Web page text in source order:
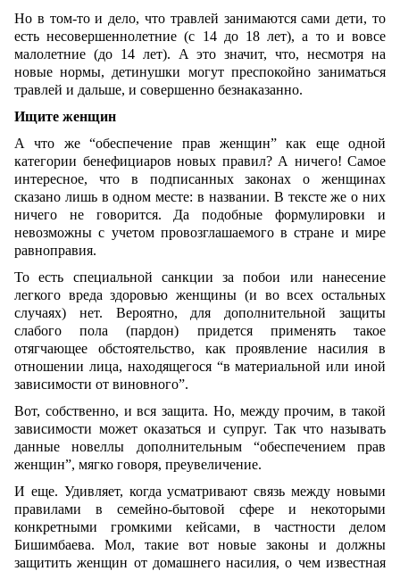
Но в том-то и дело, что травлей занимаются сами дети, то
есть несовершеннолетние (с 14 до 18 лет), а то и вовсе
малолетние (до 14 лет). А это значит, что, несмотря на
новые нормы, детинушки могут преспокойно заниматься
травлей и дальше, и совершенно безнаказанно.
Ищите женщин
А что же “обеспечение прав женщин” как еще одной
категории бенефициаров новых правил? А ничего! Самое
интересное, что в подписанных законах о женщинах
сказано лишь в одном месте: в названии. В тексте же о них
ничего не говорится. Да подобные формулировки и
невозможны с учетом провозглашаемого в стране и мире
равноправия.
То есть специальной санкции за побои или нанесение
легкого вреда здоровью женщины (и во всех остальных
случаях) нет. Вероятно, для дополнительной защиты
слабого пола (пардон) придется применять такое
отягчающее обстоятельство, как проявление насилия в
отношении лица, находящегося “в материальной или иной
зависимости от виновного”.
Вот, собственно, и вся защита. Но, между прочим, в такой
зависимости может оказаться и супруг. Так что называть
данные новеллы дополнительным “обеспечением прав
женщин”, мягко говоря, преувеличение.
И еще. Удивляет, когда усматривают связь между новыми
правилами в семейно-бытовой сфере и некоторыми
конкретными громкими кейсами, в частности делом
Бишимбаева. Мол, такие вот новые законы и должны
защитить женщин от домашнего насилия, о чем известная